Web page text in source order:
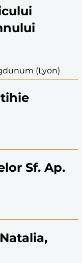
(Lyon)
Sf. Ap.